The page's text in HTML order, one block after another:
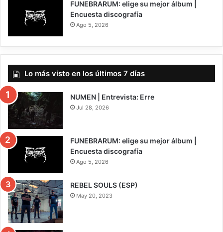
FUNEBRARUM: elige su mejor álbum |
Encuesta discografía
Ago 5, 2026
Lo más visto en los últimos 7 días
NUMEN | Entrevista: Erre
Jul 28, 2026
FUNEBRARUM: elige su mejor álbum |
Encuesta discografía
Ago 5, 2026
REBEL SOULS (ESP)
May 20, 2023